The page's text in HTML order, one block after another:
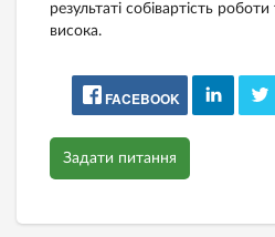
результаті собівартість
висока.
FACEBOOK
Задати питання